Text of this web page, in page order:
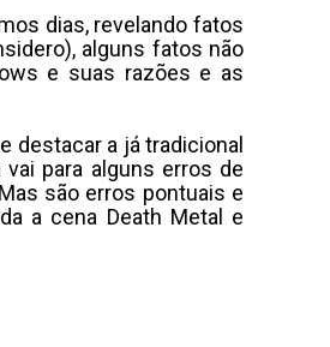
dias, revelando fatos
alguns fatos não
e suas razões e as
destacar a já tradicional
para alguns erros de
são erros pontuais e
a cena Death Metal e